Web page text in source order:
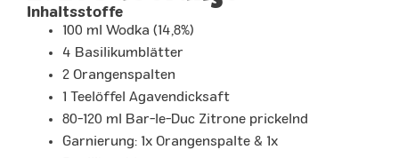
Inhaltsstoffe
100 ml Wodka (14,8%)
4 Basilikumblätter
2 Orangenspalten
1 Teelöffel Agavendicksaft
80-120 ml Bar-le-Duc Zitrone prickelnd
Garnierung: 1x Orangenspalte & 1x